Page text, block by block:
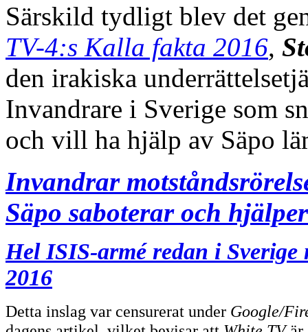
Särskild tydligt blev det
TV-4:s Kalla fakta 2016,
den irakiska
Invandrare i Sverige som
och vill ha hjälp av Säpo
Invandrar
Säpo saboterar och
Hel ISIS-armé redan i Sverige
2016
Detta inslag var censurerat under Google/